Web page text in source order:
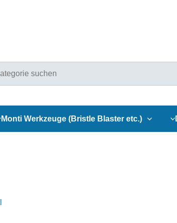
Monti Werkzeuge (Bristle Blaster etc.)